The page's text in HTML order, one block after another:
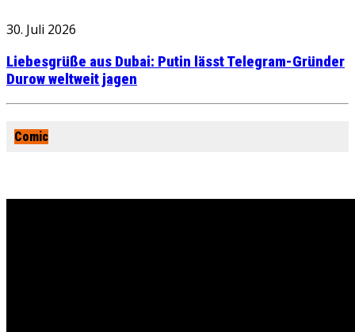
30. Juli 2026
Liebesgrüße aus Dubai: Putin lässt Telegram-Gründer
Durow weltweit jagen
Comic